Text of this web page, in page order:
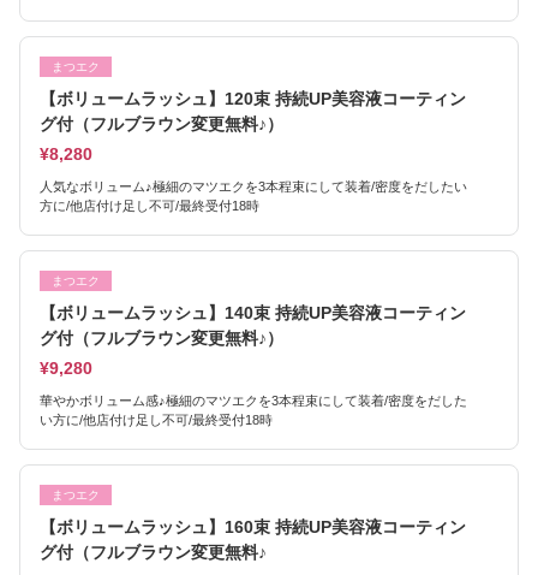
まつエク
【ボリュームラッシュ】120束 持続UP美容液コーティン
グ付（フルブラウン変更無料♪）
¥8,280
人気なボリューム♪極細のマツエクを3本程束にして装着/密度をだしたい
方に/他店付け足し不可/最終受付18時
まつエク
【ボリュームラッシュ】140束 持続UP美容液コーティン
グ付（フルブラウン変更無料♪）
¥9,280
華やかボリューム感♪極細のマツエクを3本程束にして装着/密度をだした
い方に/他店付け足し不可/最終受付18時
まつエク
【ボリュームラッシュ】160束 持続UP美容液コーティン
グ付（フルブラウン変更無料♪